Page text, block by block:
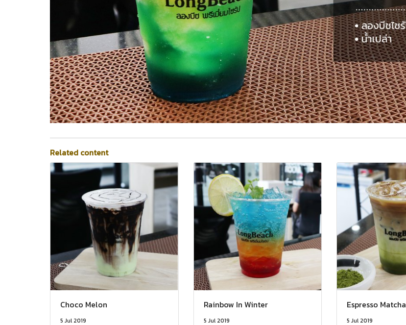
Related content
Choco Melon
5 Jul 2019
Rainbow In Winter
5 Jul 2019
Espresso Matcha
5 Jul 2019